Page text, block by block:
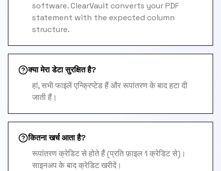
software. ClearVault converts your PDF
statement with the expected column
structure.
क्या मेरा डेटा सुरक्षित है?
हां, सभी फाइलें एन्क्रिप्टेड हैं और रूपांतरण के बाद हटा दी
जाती हैं।
कितना खर्च आता है?
रूपांतरण क्रेडिट से होते हैं (प्रति फ़ाइल 1 क्रेडिट से)।
साइनअप के बाद क्रेडिट खरीदें।